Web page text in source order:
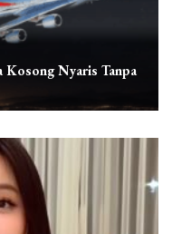
Kosong Nyaris Tanpa